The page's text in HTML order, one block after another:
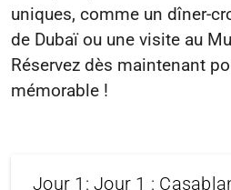
uniques, comme un dîner-
de Dubaï ou une visite au
Réservez dès maintenant
Jour 1: Jour 1 :